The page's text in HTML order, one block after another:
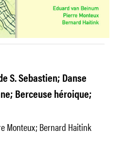
S. Sebastien; Danse
Berceuse héroique;
Monteux; Bernard Haitink